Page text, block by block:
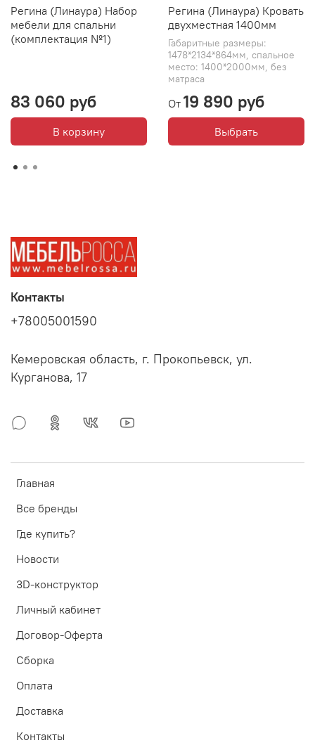
Регина (Линаура) Набор
мебели для спальни
(комплектация №1)
83 060 руб
В корзину
Регина (Линаура) Кровать
двухместная 1400мм
Габаритные размеры:
1478*2134*864мм, спальное
место: 1400*2000мм, без
матраса
От 19 890 руб
Выбрать
Главная
Все бренды
Где купить?
Новости
3D-конструктор
Личный кабинет
Договор-Оферта
Сборка
Оплата
Доставка
Контакты
Контакты
+78005001590
Кемеровская область, г. Прокопьевск, ул.
Курганова, 17